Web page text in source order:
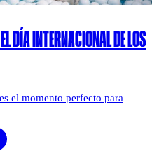
DÍA INTERNACIONAL DE LOS
el momento perfecto para